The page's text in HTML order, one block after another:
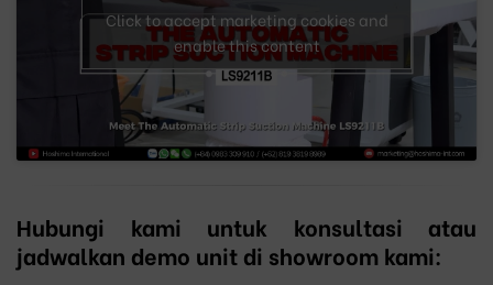
Click to accept marketing cookies and
enable this content
Hubungi kami untuk konsultasi atau
jadwalkan demo unit di showroom kami: